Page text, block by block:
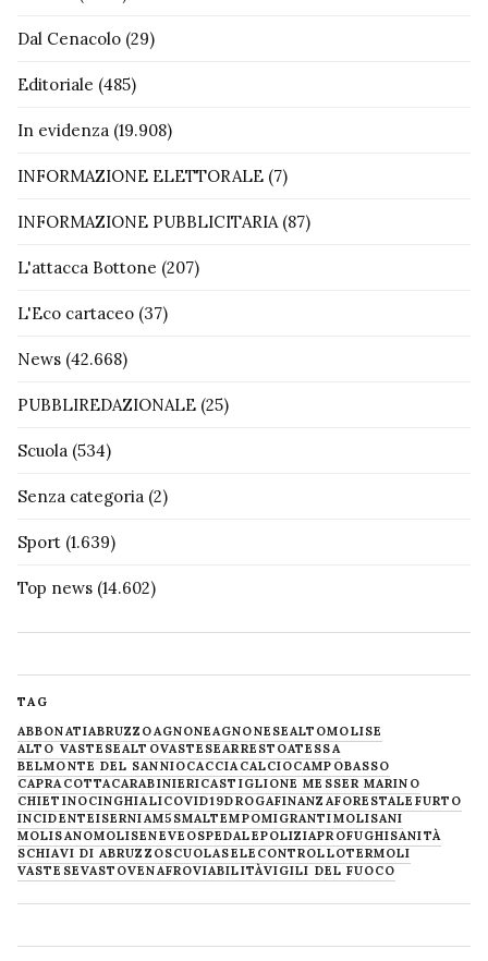
Dal Cenacolo (29)
Editoriale (485)
In evidenza (19.908)
INFORMAZIONE ELETTORALE (7)
INFORMAZIONE PUBBLICITARIA(87)
L'attacca Bottone (207)
L'Eco cartaceo (37)
News (42.668)
PUBBLIREDAZIONALE (25)
Scuola (534)
Senza categoria (2)
Sport (1.639)
Top news (14.602)
TAG
ABBONATIABRUZZOAGNONEAGNONESEALTOMOLISE
ALTO VASTESEALTOVASTESEARRESTOATESSA
BELMONTE DEL SANNIOCACCIACALCIOCAMPOBASSO
CAPRACOTTACARABINIERICASTIGLIONE MESSER MARINO
CHIETINOCINGHIALICOVID19DROGAFINANZAFORESTALE FURTO
INCIDENTEISERNIAM5SMALTEMPOMIGRANTIMOLISANI
MOLISANOMOLISENEVE OSPEDALEPOLIZIAPROFUGHISANITÀ
SCHIAVI DI ABRUZZOSCUOLASELECONTROLLOTERMOLI
VASTESEVASTOVENAFROVIABILITÀVIGILI DEL FUOCO